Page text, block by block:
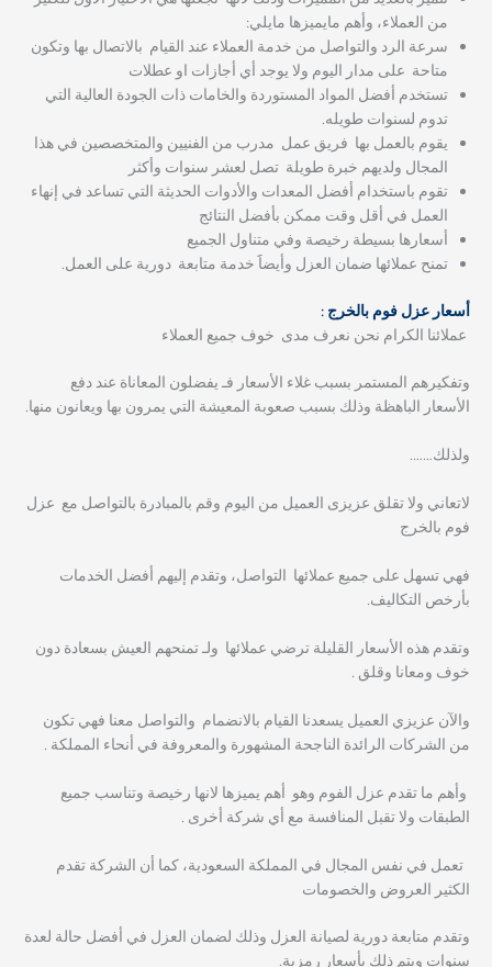
من العملاء، وأهم مايميزها مايلي:
سرعة الرد والتواصل من خدمة العملاء عند القيام بالاتصال بها وتكون
متاحة على مدار اليوم ولا يوجد أي أجازات او عطلات
تستخدم أفضل المواد المستوردة والخامات ذات الجودة العالية التي
تدوم لسنوات طويله.
يقوم بالعمل بها فريق عمل مدرب من الفنيين والمتخصصين في هذا
المجال ولديهم خبرة طويلة تصل لعشر سنوات وأكثر
تقوم باستخدام أفضل المعدات والأدوات الحديثة التي تساعد في إنهاء
العمل في أقل وقت ممكن بأفضل النتائج
أسعارها بسيطة رخيصة وفي متناول الجميع
تمنح عملائها ضمان العزل وأيضاََ خدمة متابعة دورية على العمل.
أسعار عزل فوم بالخرج :
عملائنا الكرام نحن نعرف مدى خوف جميع العملاء
وتفكيرهم المستمر بسبب غلاء الأسعار فـ يفضلون المعاناة عند دفع
الأسعار الباهظة وذلك بسبب صعوبة المعيشة التي يمرون بها ويعانون منها.
ولذلك…….
لاتعاني ولا تقلق عزيزى العميل من اليوم وقم بالمبادرة بالتواصل مع عزل
فوم بالخرج
فهي تسهل على جميع عملائها التواصل، وتقدم إليهم أفضل الخدمات
بأرخص التكاليف.
وتقدم هذه الأسعار القليلة ترضي عملائها ولـ تمنحهم العيش بسعادة دون
خوف ومعانا وقلق .
والآن عزيزي العميل يسعدنا القيام بالانضمام والتواصل معنا فهي تكون
من الشركات الرائدة الناجحة المشهورة والمعروفة في أنحاء المملكة .
وأهم ما تقدم عزل الفوم وهو أهم يميزها لانها رخيصة وتناسب جميع
الطبقات ولا تقبل المنافسة مع أي شركة أخرى .
تعمل في نفس المجال في المملكة السعودية، كما أن الشركة تقدم
الكثير العروض والخصومات
وتقدم متابعة دورية لصيانة العزل وذلك لضمان العزل في أفضل حالة لعدة